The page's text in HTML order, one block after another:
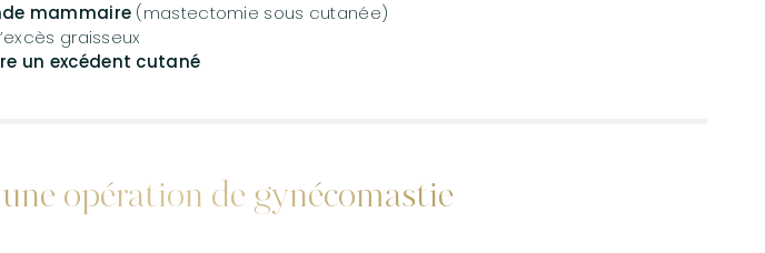
mammaire (mastectomie sous cutanée)
graisseux
un excédent cutané
opération de gynécomastie